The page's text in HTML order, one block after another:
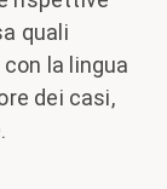
quali
la lingua
dei casi,